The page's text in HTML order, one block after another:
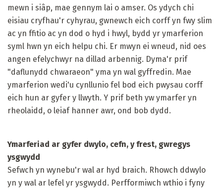
mewn i siâp, mae gennym lai o amser. Os ydych chi
eisiau cryfhau'r cyhyrau, gwnewch eich corff yn fwy slim
ac yn ffitio ac yn dod o hyd i hwyl, bydd yr ymarferion
syml hwn yn eich helpu chi. Er mwyn ei wneud, nid oes
angen efelychwyr na dillad arbennig. Dyma'r prif
"daflunydd chwaraeon" yma yn wal gyffredin. Mae
ymarferion wedi'u cynllunio fel bod eich pwysau corff
eich hun ar gyfer y llwyth. Y prif beth yw ymarfer yn
rheolaidd, o leiaf hanner awr, ond bob dydd.
Ymarferiad ar gyfer dwylo, cefn, y frest, gwregys
ysgwydd
Sefwch yn wynebu'r wal ar hyd braich. Rhowch ddwylo
yn y wal ar lefel yr ysgwydd. Perfformiwch wthio i fyny